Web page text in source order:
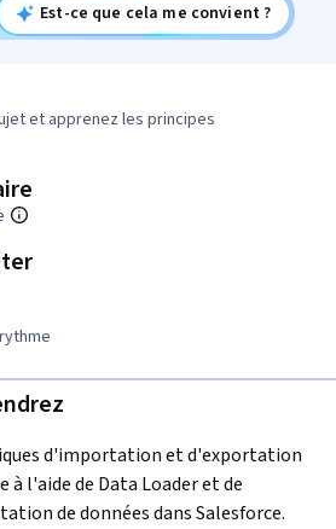
Est-ce que cela me convient ?
et apprenez les principes
d'importation et d'exportation
à l'aide de Data Loader et de
de données dans Salesforce.